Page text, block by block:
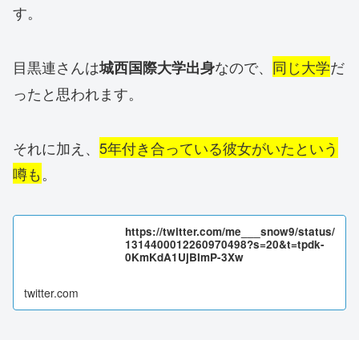
す。
目黒連さんは城西国際大学出身なので、 同じ大学だ
ったと思われます。
それに加え、 5年付き合っている彼女がいたという
噂も。
https://twitter.com/me___snow9/status/
1314400012260970498?s=20&t=tpdk-
0KmKdA1UjBImP-3Xw
twitter.com